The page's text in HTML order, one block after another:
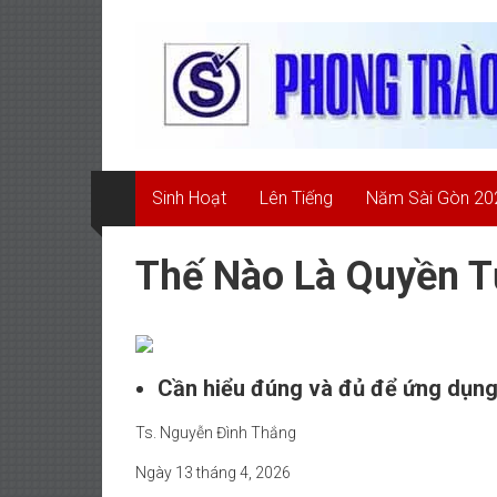
Phong
Trào
Quốc
Dân
Đòi
Trả
Tên
Sài
Gòn
PHONG
QUỐC
Sinh Hoạt Lên Tiếng Năm Sài Gòn
Thế Nào Là Quyền
Cần hiểu đúng và đủ để ứng
Ts. Nguyễn Đình Thắng
Ngày 13 tháng 4, 2026